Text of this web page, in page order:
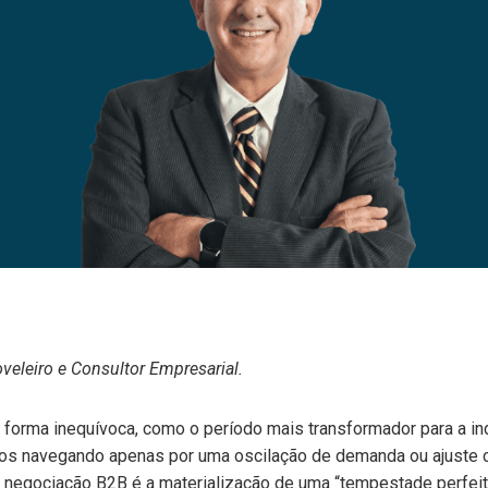
e Consultor Empresarial.
inequívoca, como o período mais transformador para a
navegando apenas por uma oscilação de demanda ou ajuste
B2B é a materialização de uma “tempestade